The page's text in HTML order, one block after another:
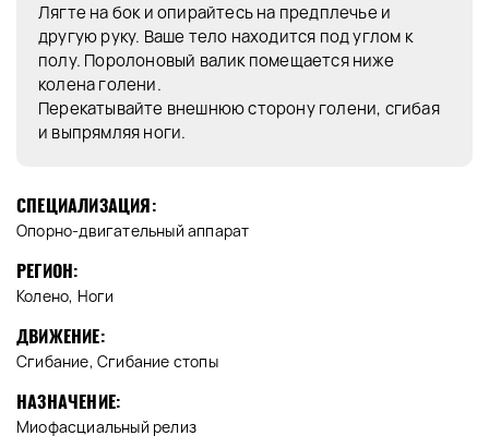
Лягте на бок и опирайтесь на предплечье и
другую руку. Ваше тело находится под углом к
полу. Поролоновый валик помещается ниже
колена голени.
Перекатывайте внешнюю сторону голени, сгибая
и выпрямляя ноги.
СПЕЦИАЛИЗАЦИЯ:
Опорно-двигательный аппарат
РЕГИОН:
Колено, Ноги
ДВИЖЕНИЕ:
Сгибание, Сгибание стопы
НАЗНАЧЕНИЕ:
Миофасциальный релиз